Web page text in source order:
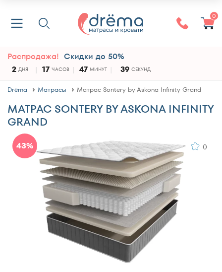
0
Распродажа! Скидки до 50%
2 ДНЯ 17 ЧАСОВ 47 МИНУТ 39 СЕКУНД
Drёma Матрасы Матрас Sontery by Askona Infinity Grand
МАТРАС SONTERY BY ASKONA INFINITY
GRAND
43% 0